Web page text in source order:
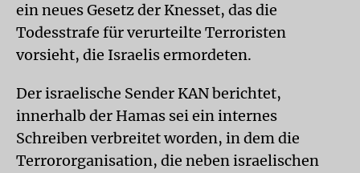
ein neues Gesetz der Knesset, das die
Todesstrafe für verurteilte Terroristen
vorsieht, die Israelis ermordeten.
Der israelische Sender KAN berichtet,
innerhalb der Hamas sei ein internes
Schreiben verbreitet worden, in dem die
Terrororganisation, die neben israelischen